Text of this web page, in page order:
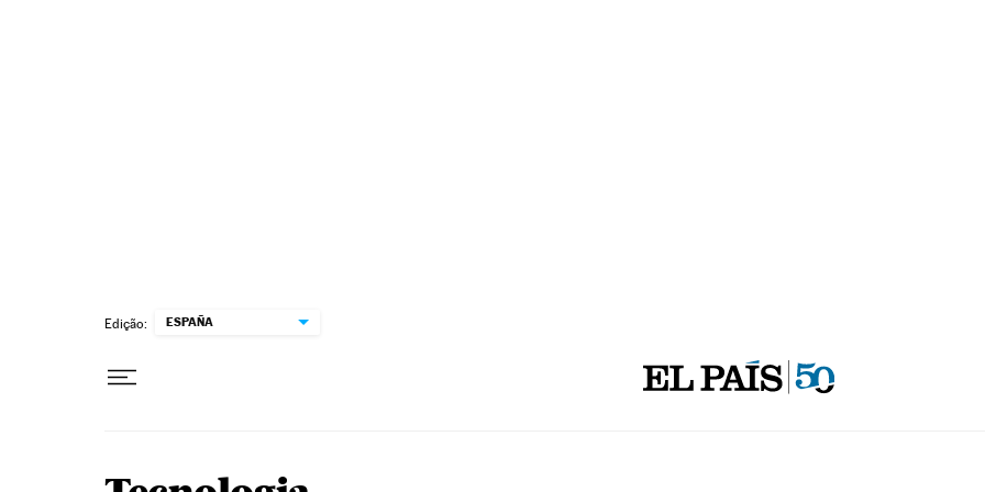
Edição: ESPAÑA